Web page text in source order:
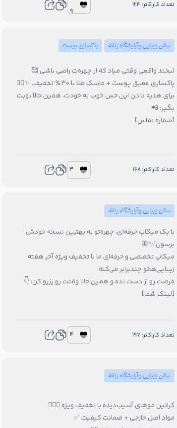
تعداد کاراکتر: 124
9
سالن زیبایی و آرایشگاه زنانه پاکسازی پوست
لبخند واقعی وقتی میاد که از چهره‌ت راضی باشی 🥰
پاکسازی عمیق پوست + ماسک طلا با ۳۰٪ تخفیف. ✨🧖‍♀️
برای هدیه دادن این حس خوب به خودت، همین حالا نوبت
بگیر: 📲
[شماره تماس]
تعداد کاراکتر: 168 3
سالن زیبایی و آرایشگاه زنانه
با یک میکاپ حرفه‌ای، چهره‌تو به بهترین نسخه خودش
برسون!✨🦋
میکاپ تخصصی و حرفه‌ای ما با تخفیف ویژه آخر هفته،
زیبایی‌هاتو چندبرابر می‌کنه.
فرصت رو از دست نده و همین حالا وقتت رو رزرو کن: 👇
[لینک شما]
تعداد کاراکتر: 197 4
سالن زیبایی و آرایشگاه زنانه
کراتین موهای آسیب‌دیده با تخفیف ویژه 💆‍♀️✨
مواد اصل خارجی + ضمانت کیفیت ✅